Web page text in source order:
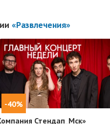
«Развлечения»
-40%
Стендап_Мск»